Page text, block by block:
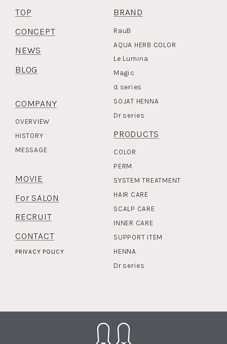
TOP
CONCEPT
NEWS
BLOG
BRAND
RauB
AQUA HERB COLOR
Le Lumina
Magic
α series
SOJAT HENNA
Dr.series
PRODUCTS
COLOR
PERM
SYSTEM TREATMENT
HAIR CARE
SCALP CARE
INNER CARE
SUPPORT ITEM
HENNA
Dr.series
COMPANY
OVERVIEW
HISTORY
MESSAGE
MOVIE
For SALON
RECRUIT
CONTACT
PRIVACY POLICY